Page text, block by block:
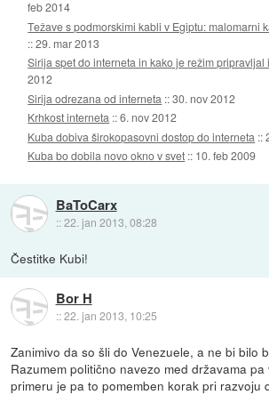
feb 2014
Težave s podmorskimi kabli v Egiptu: malomarni
::29. mar 2013
Sirija spet do interneta in kako je režim pripravljal
2012
Sirija odrezana od interneta ::30. nov 2012
Krhkost interneta ::6. nov 2012
Kuba dobiva širokopasovni dostop do interneta ::
Kuba bo dobila novo okno v svet :: 10. feb 2009
BaToCarx
::22. jan 2013, 08:28
Čestitke Kubi!
Bor H
::22. jan 2013, 10:25
Zanimivo da so šli do Venezuele, a ne bi bilo
Razumem politično navezo med državama
primeru je pa to pomemben korak pri razvoju